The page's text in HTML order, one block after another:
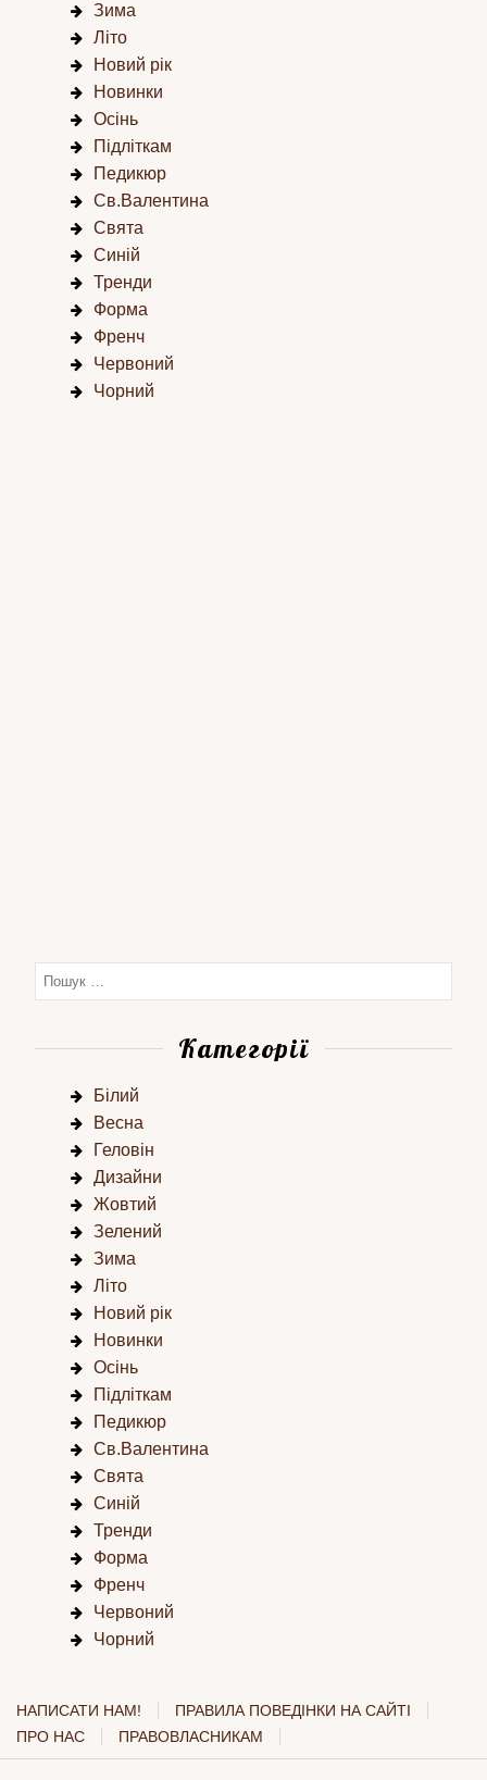
Зима
Літо
Новий рік
Новинки
Осінь
Підліткам
Педикюр
Св.Валентина
Свята
Синій
Тренди
Форма
Френч
Червоний
Чорний
Категорії
Білий
Весна
Геловін
Дизайни
Жовтий
Зелений
Зима
Літо
Новий рік
Новинки
Осінь
Підліткам
Педикюр
Св.Валентина
Свята
Синій
Тренди
Форма
Френч
Червоний
Чорний
НАПИСАТИ НАМ!
ПРАВИЛА ПОВЕДІНКИ НА САЙТІ
ПРО НАС
ПРАВОВЛАСНИКАМ